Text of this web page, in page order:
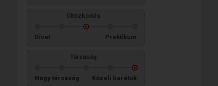
Öltözködés
Divat Praktikum
Társaság
Nagy társaság Közeli barátok